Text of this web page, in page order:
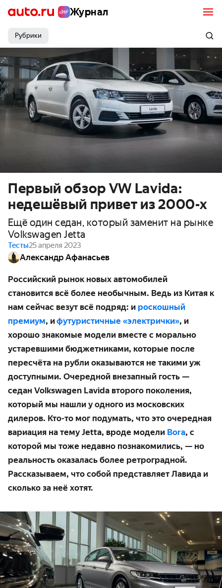
Журнал
Рубрики
Первый обзор VW Lavida:
недешёвый привет из 2000-х
Ещё один седан, который заменит на рынке
Volkswagen Jetta
Тесты25 апреля 2023
Александр Афанасьев
Российский рынок новых автомобилей
становится всё более необычным. Ведь из Китая к
нам сейчас везут всё подряд: и роскошный
премиум, ифутуристичные «электрички», и
хорошо знакомые модели вместе с морально
устаревшими бюджетниками, которые после
пересчёта на рубли оказываются не такими уж
доступными. Очередной внезапный гость —
седан Volkswagen Lavida второго поколения,
который мы нашли у одного из московских
дилеров. Кто-то мог подумать, что это очередная
вариация на тему Jetta, вроде модели Bora, с
которой мы тоже недавно познакомились, — но
реальность оказалась более ретроградной.
Рассказываем, что собой представляет Лавида и
сколько за неё хотят.